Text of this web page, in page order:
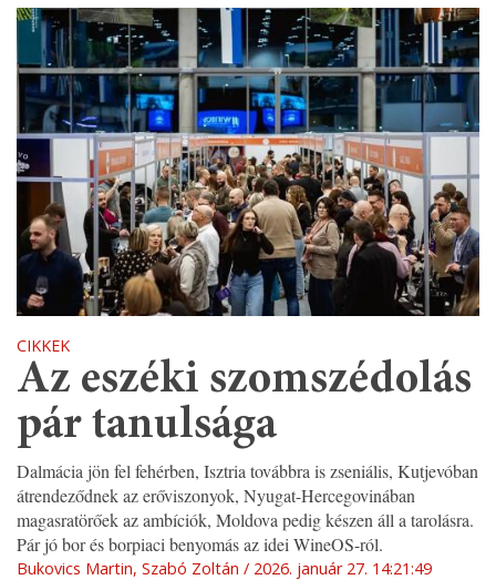
CIKKEK
Az eszéki szomszédolás
pár tanulsága
Dalmácia jön fel fehérben, Isztria továbbra is zseniális, Kutjevóban
átrendeződnek az erőviszonyok, Nyugat-Hercegovinában
magasratörőek az ambíciók, Moldova pedig készen áll a tarolásra.
Pár jó bor és borpiaci benyomás az idei WineOS-ról.
Bukovics Martin, Szabó Zoltán
2026. január 27. 14:21:49